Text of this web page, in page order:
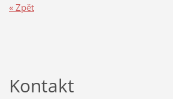
« Zpět
Kontakt